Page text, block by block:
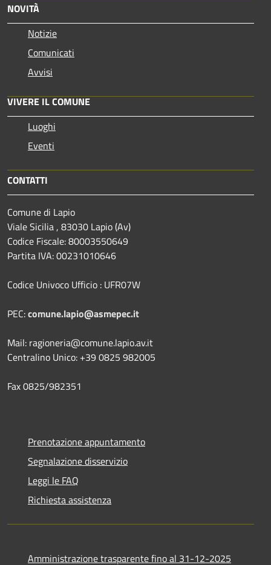
NOVITÀ
Notizie
Comunicati
Avvisi
VIVERE IL COMUNE
Luoghi
Eventi
CONTATTI
Comune di Lapio
Viale Sicilia , 83030 Lapio (Av)
Codice Fiscale: 80003550649
Partita IVA: 00231010646
Codice Univoco Ufficio : UFR07W
PEC:comune.lapio@asmepec.it
Mail: ragioneria@comune.lapio.av.it
Centralino Unico: +39 0825 982005
Fax 0825/982351
Prenotazione appuntamento
Segnalazione disservizio
Leggi le FAQ
Richiesta assistenza
Amministrazione trasparente fino al 31-12-2025